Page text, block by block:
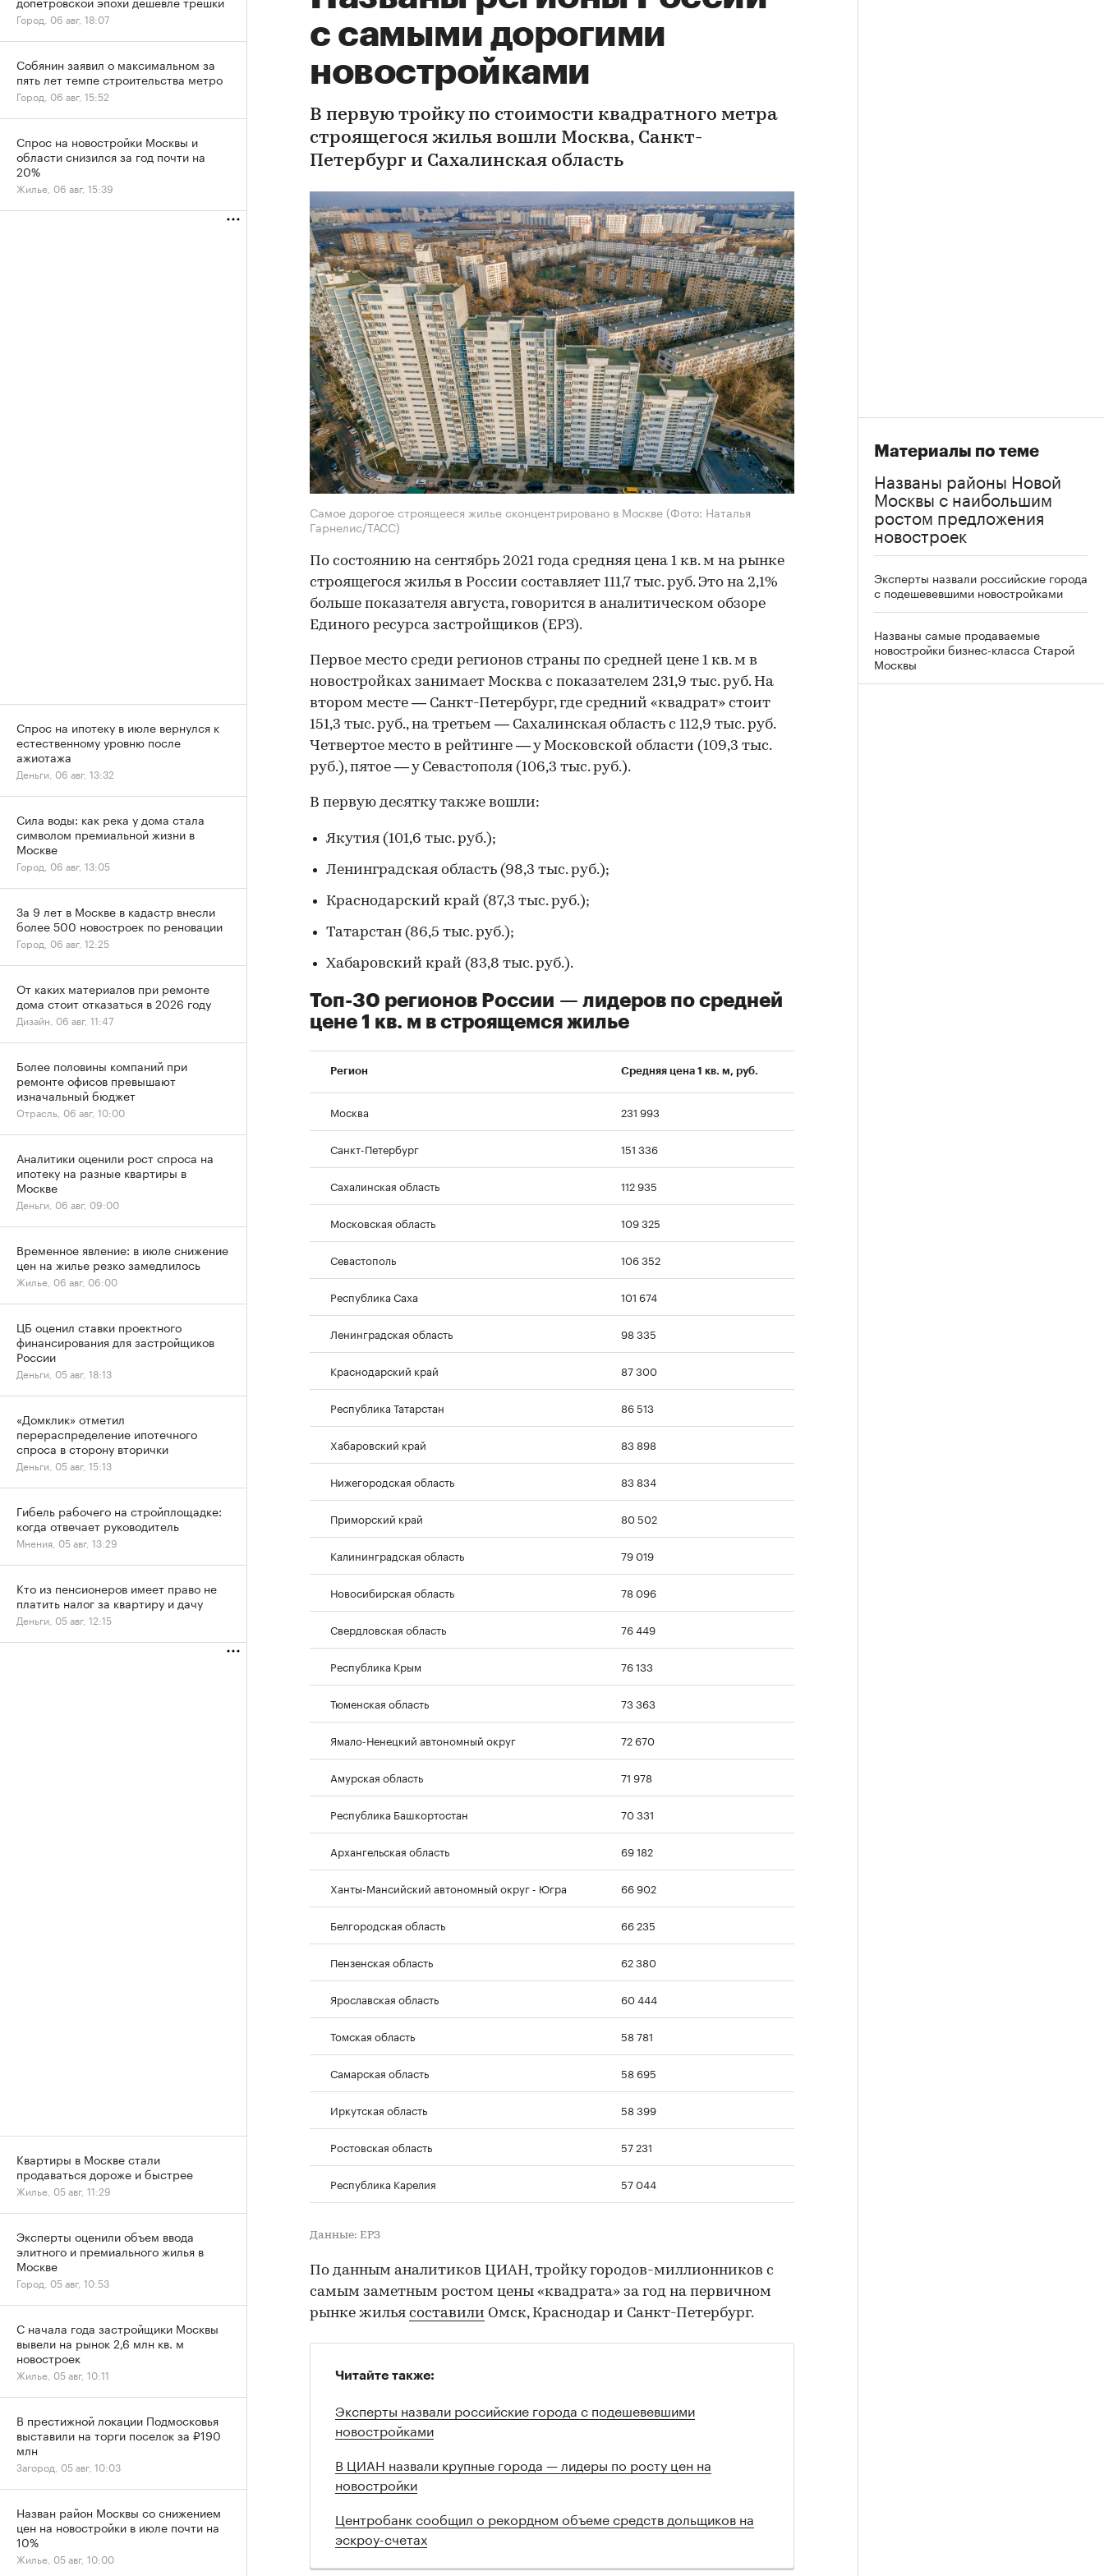
с самыми дорогими
новостройками
В первую тройку по стоимости квадратного метра
строящегося жилья вошли Москва, Санкт-
Петербург и Сахалинская область
Самое дорогое строящееся жилье сконцентрировано в Москве (Фото: Наталья
Гарнелис/ТАСС)
По состоянию на сентябрь 2021 года средняя цена 1 кв. м на рынке
строящегося жилья в России составляет 111,7 тыс. руб. Это на 2,1%
больше показателя августа, говорится в аналитическом обзоре
Единого ресурса застройщиков (ЕРЗ).
Первое место среди регионов страны по средней цене 1 кв. м в
новостройках занимает Москва с показателем 231,9 тыс. руб. На
втором месте — Санкт-Петербург, где средний «квадрат» стоит
151,3 тыс. руб., на третьем — Сахалинская область с 112,9 тыс. руб.
Четвертое место в рейтинге — у Московской области (109,3 тыс.
руб.), пятое — у Севастополя (106,3 тыс. руб.).
В первую десятку также вошли:
Якутия (101,6 тыс. руб.);
Ленинградская область (98,3 тыс. руб.);
Краснодарский край (87,3 тыс. руб.);
Татарстан (86,5 тыс. руб.);
Хабаровский край (83,8 тыс. руб.).
Топ-30 регионов России — лидеров по средней
цене 1 кв. м в строящемся жилье
Регион Средняя цена 1 кв. м, руб.
Москва 231 993
Санкт-Петербург 151 336
Сахалинская область 112 935
Московская область 109 325
Севастополь 106 352
Республика Саха 101 674
Ленинградская область 98 335
Краснодарский край 87 300
Республика Татарстан 86 513
Хабаровский край 83 898
Нижегородская область 83 834
Приморский край 80 502
Калининградская область 79 019
Новосибирская область 78 096
Свердловская область 76 449
Республика Крым 76 133
Тюменская область 73 363
Ямало-Ненецкий автономный округ 72 670
Амурская область 71 978
Республика Башкортостан 70 331
Архангельская область 69 182
Ханты-Мансийский автономный округ - Югра 66 902
Белгородская область 66 235
Пензенская область 62 380
Ярославская область 60 444
Томская область 58 781
Самарская область 58 695
Иркутская область 58 399
Ростовская область 57 231
Республика Карелия 57 044
Данные: ЕРЗ
По данным аналитиков ЦИАН, тройку городов-миллионников с
самым заметным ростом цены «квадрата» за год на первичном
рынке жилья составили Омск, Краснодар и Санкт-Петербург.
Читайте также:
Эксперты назвали российские города с подешевевшими
новостройками
В ЦИАН назвали крупные города — лидеры по росту цен на
новостройки
Центробанк сообщил о рекордном объеме средств дольщиков на
эскроу-счетах
Материалы по теме
Названы районы Новой
Москвы с наибольшим
ростом предложения
новостроек
Эксперты назвали российские города
с подешевевшими новостройками
Названы самые продаваемые
новостройки бизнес-класса Старой
Москвы
Город, 06 авг, 18:07
Собянин заявил о максимальном за
пять лет темпе строительства метро
Город, 06 авг, 15:52
Спрос на новостройки Москвы и
области снизился за год почти на
20%
Жилье, 06 авг, 15:39
Спрос на ипотеку в июле вернулся к
естественному уровню после
ажиотажа
Деньги, 06 авг, 13:32
Сила воды: как река у дома стала
символом премиальной жизни в
Москве
Город, 06 авг, 13:05
За 9 лет в Москве в кадастр внесли
более 500 новостроек по реновации
Город, 06 авг, 12:25
От каких материалов при ремонте
дома стоит отказаться в 2026 году
Дизайн, 06 авг, 11:47
Более половины компаний при
ремонте офисов превышают
изначальный бюджет
Отрасль, 06 авг, 10:00
Аналитики оценили рост спроса на
ипотеку на разные квартиры в
Москве
Деньги, 06 авг, 09:00
Временное явление: в июле снижение
цен на жилье резко замедлилось
Жилье, 06 авг, 06:00
ЦБ оценил ставки проектного
финансирования для застройщиков
России
Деньги, 05 авг, 18:13
«Домклик» отметил
перераспределение ипотечного
спроса в сторону вторички
Деньги, 05 авг, 15:13
Гибель рабочего на стройплощадке:
когда отвечает руководитель
Мнения, 05 авг, 13:29
Кто из пенсионеров имеет право не
платить налог за квартиру и дачу
Деньги, 05 авг, 12:15
Квартиры в Москве стали
продаваться дороже и быстрее
Жилье, 05 авг, 11:29
Эксперты оценили объем ввода
элитного и премиального жилья в
Москве
Город, 05 авг, 10:53
С начала года застройщики Москвы
вывели на рынок 2,6 млн кв. м
новостроек
Жилье, 05 авг, 10:11
В престижной локации Подмосковья
выставили на торги поселок за ₽190
млн
Загород, 05 авг, 10:03
Назван район Москвы со снижением
цен на новостройки в июле почти на
10%
Жилье, 05 авг, 10:00